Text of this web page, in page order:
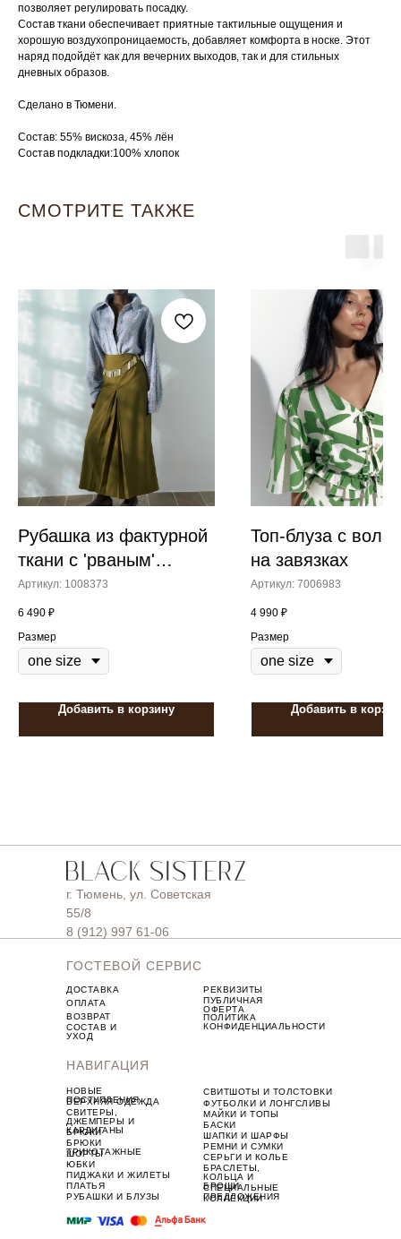
позволяет регулировать посадку.
Состав ткани обеспечивает приятные тактильные ощущения и
хорошую воздухопроницаемость, добавляет комфорта в носке. Этот
наряд подойдёт как для вечерних выходов, так и для стильных
дневных образов.
Сделано в Тюмени.
Состав: 55% вискоза, 45% лён
Состав подкладки:100% хлопок
СМОТРИТЕ ТАКЖЕ
Рубашка из фактурной
ткани с 'рваным'
эффектом
Артикул: 1008373
6 490 ₽
Размер
Добавить в корзину
Топ-блуза с
на завязках
Артикул: 7006983
4 990 ₽
Размер
Добавить в
ГОСТЕВОЙ СЕРВИС
г. Тюмень, ул. Советская
55/8
8 (912) 997 61-06
НАВИГАЦИЯ
ДОСТАВКА
ВОЗВРАТ
СОСТАВ И
УХОД
РЕКВИЗИТЫ
ПОЛИТИКА
КОНФИДЕНЦИАЛЬНОСТИ
ОПЛАТА
ПУБЛИЧНАЯ
ОФЕРТА
ПЛАТЬЯ
ПИДЖАКИ И ЖИЛЕТЫ
НОВЫЕ
ПОСТУПЛЕНИЯ
СВИТЕРЫ,
ДЖЕМПЕРЫ И
КАРДИГАНЫ
ШОРТЫ
БРЮКИ
ТРИКОТАЖНЫЕ
БРЮКИ
ЮБКИ
ВЕРХНЯЯ ОДЕЖДА
РУБАШКИ И БЛУЗЫ
СПЕЦИАЛЬНЫЕ
ПРЕДЛОЖЕНИЯ
КОЛЛЕКЦИИ
БАСКИ
РЕМНИ И СУМКИ
ФУТБОЛКИ И ЛОНГСЛИВЫ
СВИТШОТЫ И ТОЛСТОВКИ
МАЙКИ И ТОПЫ
БРАСЛЕТЫ,
КОЛЬЦА И
БРОШИ
СЕРЬГИ И КОЛЬЕ
ШАПКИ И ШАРФЫ